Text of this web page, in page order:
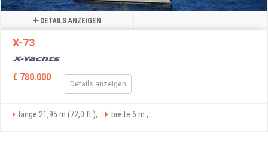
DETAILS ANZEIGEN
X-73
€ 780.000
Details anzeigen
länge 21,95 m.(72,0 ft.), breite 6 m.,